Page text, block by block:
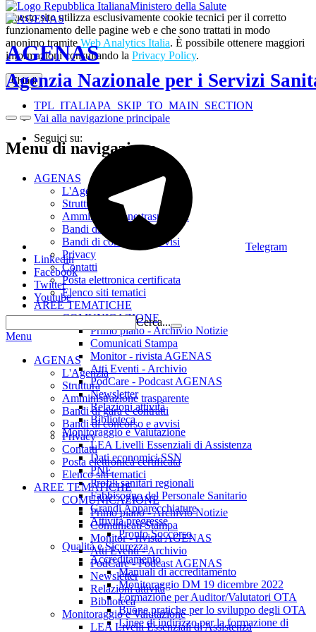
Questo sito utilizza esclusivamente cookie tecnici per il corretto
funzionamento delle pagine web e che sono trattati in modo
anonimo tramite Web Analytics Italia. È possibile ottenere maggiori
informazioni consultando la Privacy Policy.
Chiudi
TPL_ITALIAPA_SKIP_TO_MAIN_SECTION
Vai alla navigazione principale
Ministero della Salute
AGENAS
Agenzia Nazionale per i Servizi
Seguici su:
Telegram
Linkedin
Facebook
Twitter
Youtube
Cerca...
Menu
AGENAS
L'Agenzia
Struttura
Amministrazione trasparente
Bandi di gara e contratti
Bandi di concorso e avvisi
Privacy
Contatti
Posta elettronica certificata
Elenco siti tematici
AREE TEMATICHE
COMUNICAZIONE
Primo piano - Archivio Notizie
Comunicati Stampa
Monitor - rivista AGENAS
Atti Eventi - Archivio
PodCare - Podcast AGENAS
Newsletter
Relazioni attività
Biblioteca
Monitoraggio e Valutazione
LEA Livelli Essenziali di Assistenza
Menu di navigazione
AGENAS
L'Agenzia
Struttura
Amministrazione trasparente
Bandi di gara e contratti
Bandi di concorso e avvisi
Privacy
Contatti
Posta elettronica certificata
Elenco siti tematici
AREE TEMATICHE
COMUNICAZIONE
Primo piano - Archivio Notizie
Comunicati Stampa
Monitor - rivista AGENAS
Atti Eventi - Archivio
PodCare - Podcast AGENAS
Newsletter
Relazioni attività
Biblioteca
Monitoraggio e Valutazione
LEA Livelli Essenziali di Assistenza
Dati economici SSN
PNE
Profili sanitari regionali
Fabbisogno del Personale Sanitario
Grandi Apparecchiature
Attività pregresse
Pronto Soccorso
Qualità e Sicurezza
Accreditamento
Manuali di accreditamento
Monitoraggio DM 19 dicembre 2022
Formazione per Auditor/Valutatori OTA
Buone pratiche per lo sviluppo degli OTA
Linee di indirizzo per la formazione di